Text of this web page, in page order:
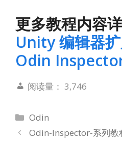
更多教程内容
Unity 编辑器
Odin
阅读量： 3,746
分
类
Odin
Odin-Inspector-系列